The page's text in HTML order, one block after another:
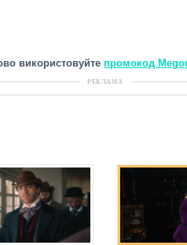
використовуйте промокод
РЕКЛАМА